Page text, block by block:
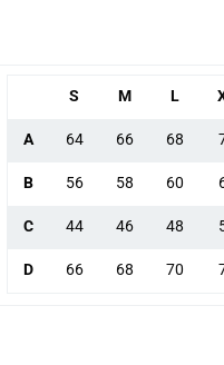
S M L
A 64 66 68
B 56 58 60
C 44 46 48
D 66 68 70